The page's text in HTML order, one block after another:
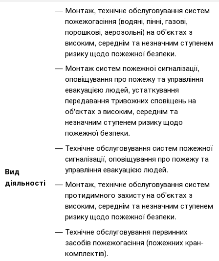
Вид
діяльності
Монтаж, технічне обслуговування систем
пожежогасіння (водяні, пінні, газові,
порошкові, аерозольні) на об'єктах з
високим, середнім та незначним ступенем
ризику щодо пожежної безпеки.
Монтаж систем пожежної сигналізації,
оповіщування про пожежу та управління
евакуацією людей, устаткування
передавання тривожних сповіщень на
об'єктах з високим, середнім та
незначним ступенем ризику щодо
пожежної безпеки.
Технічне обслуговування систем пожежної
сигналізації, оповіщування про пожежу та
управління евакуацією людей.
Монтаж, технічне обслуговування систем
протидимного захисту на об'єктах з
високим, середнім та незначним ступенем
ризику щодо пожежної безпеки.
Технічне обслуговування первинних
засобів пожежогасіння (пожежних кран-
комплектів).